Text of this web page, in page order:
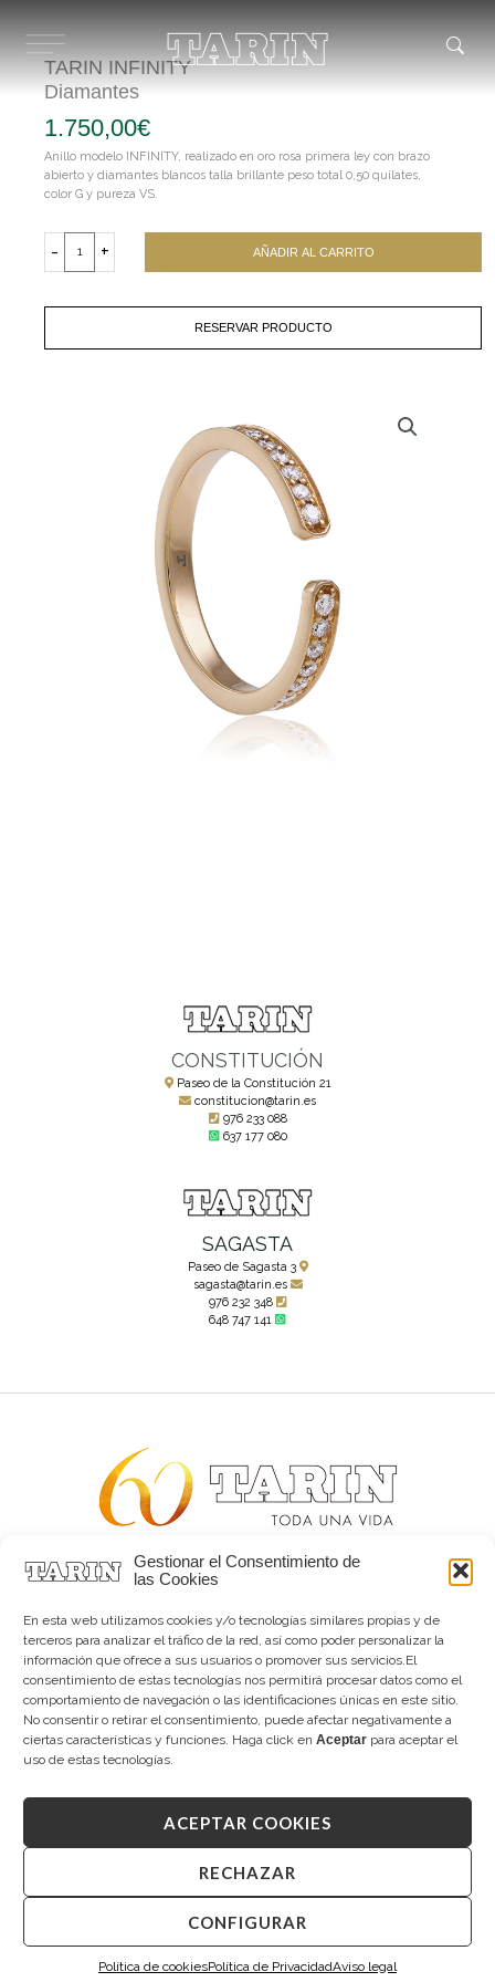
Gestionar el Consentimiento de
las Cookies
En esta web utilizamos cookies y/o tecnologías similares propias y de
terceros para analizar el tráfico de la red, así como poder personalizar la
información que ofrece a sus usuarios o promover sus servicios.El
consentimiento de estas tecnologías nos permitirá procesar datos como el
comportamiento de navegación o las identificaciones únicas en este sitio.
No consentir o retirar el consentimiento, puede afectar negativamente a
ciertas características y funciones. Haga click en Aceptar para aceptar el
uso de estas tecnologías.
ACEPTAR COOKIES
RECHAZAR
CONFIGURAR
Política de cookiesPolítica de PrivacidadAviso legal
contenido
TARIN INFINITY
Diamantes
1.750,00€
Anillo modelo INFINITY, realizado en oro rosa primera ley con brazo
abierto y diamantes blancos talla brillante peso total 0,50 quilates,
color G y pureza VS.
-
INFINITY
+ AÑADIR AL CARRITO
RESERVAR PRODUCTO
CONSTITUCIÓN
Paseo de la Constitución 21
constitucion@tarin.es
976 233 088
637 177 080
SAGASTA
Paseo de Sagasta 3
sagasta@tarin.es
976 232 348
648 747 141
Alta joyería desde 1963
Tarín Magazine
Contacto
Copyright © 2026 Tarín Joyeros
Aviso legal|Política de uso|Política de privacidad
Canal interno de información
Desarrollado porMandalorian Solutions
Te resolvemos tus dudas.